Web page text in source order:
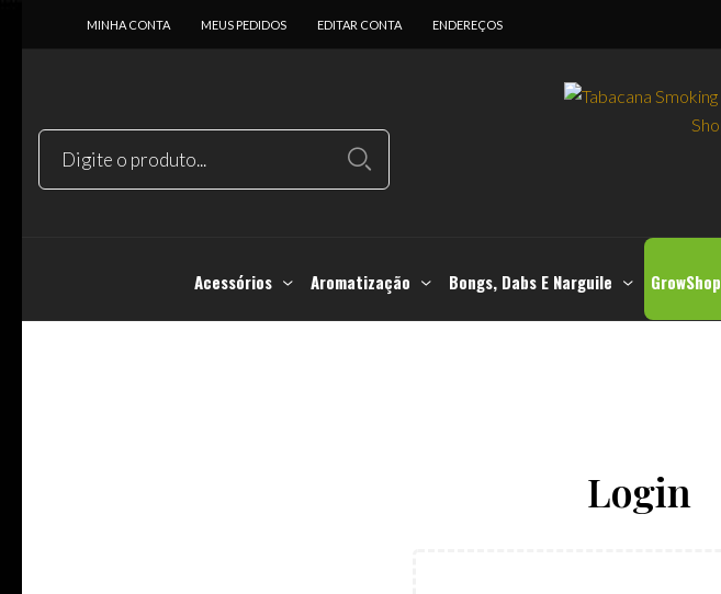
MINHA CONTA MEUS PEDIDOS EDITAR CONTA ENDEREÇOS
Acessórios Aromatização Bongs, Dabs E Narguile GrowShop
Login